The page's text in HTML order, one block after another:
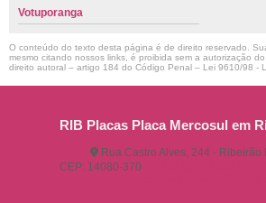
Votuporanga
O conteúdo do texto desta página é de direito reservado.
mesmo citando nossos links, é proibida sem a autorização
direito autoral – artigo 184 do Código Penal – Lei 9610/98 -
RIB Placas Placa Mercosul em
Rua Castro Alves, 244 - Ribeirão
CEP: 14080-370